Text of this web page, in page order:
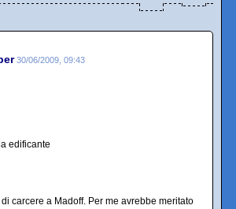
30/06/2009, 09:43
edificante
di carcere a Madoff. Per me avrebbe meritato